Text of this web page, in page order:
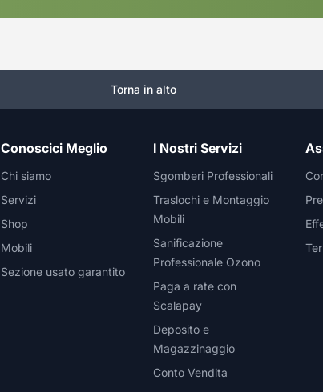
Torna in alto
Conoscici Meglio
Chi siamo
Servizi
Shop
Mobili
Sezione usato garantito
I Nostri Servizi
Sgomberi Professionali
Traslochi e Montaggio
Mobili
Sanificazione
Professionale Ozono
Paga a rate con
Scalapay
Deposito e
Magazzinaggio
Conto Vendita